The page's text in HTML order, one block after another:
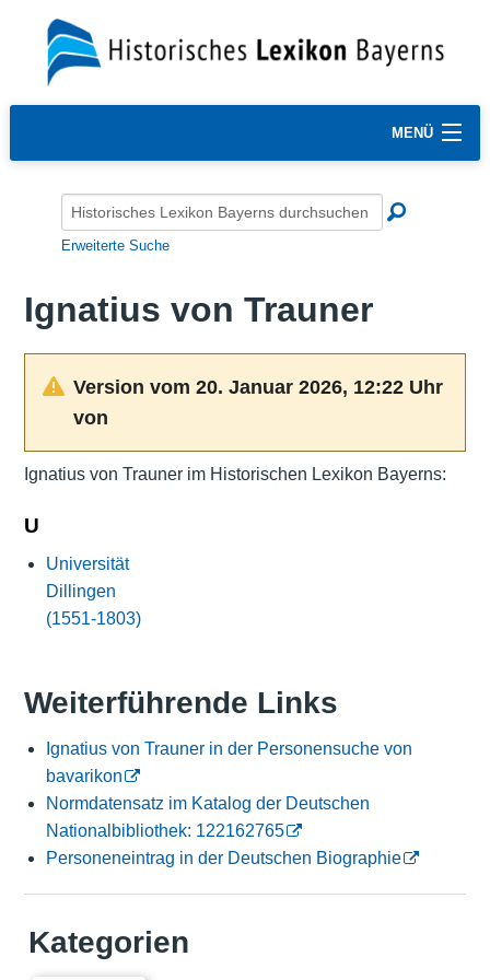
MENÜ
Erweiterte Suche
Ignatius von Trauner
Version vom 20. Januar 2026, 12:22 Uhr
von
Ignatius von Trauner im Historischen Lexikon Bayerns:
U
Universität
Dillingen
(1551-1803)
Weiterführende Links
Ignatius von Trauner in der Personensuche von
bavarikon
Normdatensatz im Katalog der Deutschen
Nationalbibliothek: 122162765
Personeneintrag in der Deutschen Biographie
Kategorien